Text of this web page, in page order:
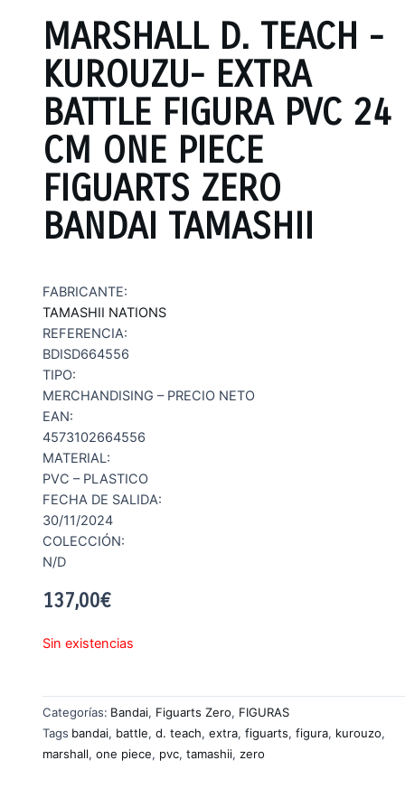
MARSHALL D. TEACH -
KUROUZU- EXTRA
BATTLE FIGURA PVC 24
CM ONE PIECE
FIGUARTS ZERO
BANDAI TAMASHII
FABRICANTE:
TAMASHII NATIONS
REFERENCIA:
BDISD664556
TIPO:
MERCHANDISING – PRECIO NETO
EAN:
4573102664556
MATERIAL:
PVC – PLASTICO
FECHA DE SALIDA:
30/11/2024
COLECCIÓN:
N/D
137,00€
Sin existencias
Categorías: Bandai, Figuarts Zero, FIGURAS
Tags bandai, battle, d. teach, extra, figuarts, figura, kurouzo,
marshall, one piece, pvc, tamashii, zero